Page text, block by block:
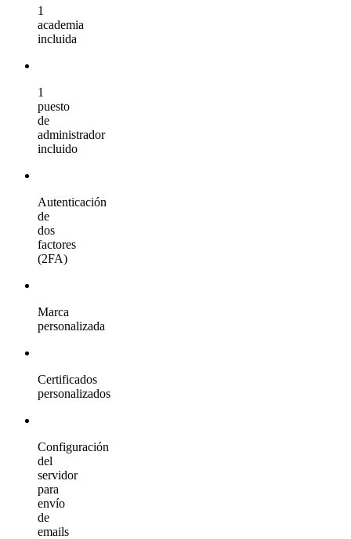
1
academia
incluida
1
puesto
de
administrador
incluido
Autenticación
de
dos
factores
(2FA)
Marca
personalizada
Certificados
personalizados
Configuración
del
servidor
para
envío
de
emails